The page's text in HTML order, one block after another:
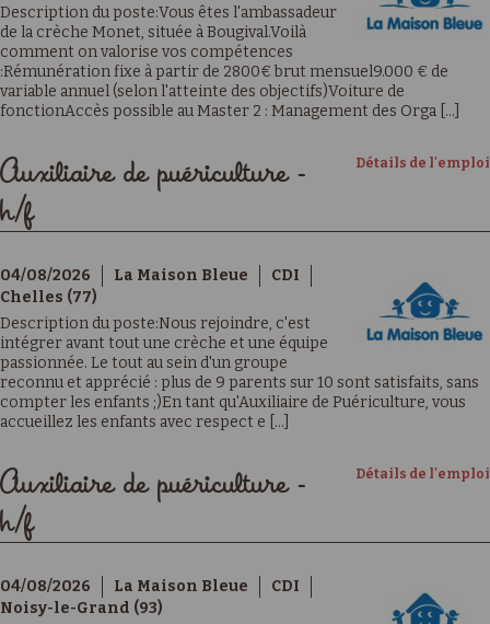
Description du poste:Vous êtes l'ambassadeur
de la crèche Monet, située à Bougival.Voilà
comment on valorise vos compétences
:Rémunération fixe à partir de 2800€ brut mensuel9.000 € de
variable annuel (selon l'atteinte des objectifs)Voiture de
fonctionAccès possible au Master 2 : Management des Orga [...]
Détails de l'emploi
Auxiliaire de puériculture -
h/f
04/08/2026 La Maison Bleue
CDI
Chelles (77)
Description du poste:Nous rejoindre, c'est
intégrer avant tout une crèche et une équipe
passionnée. Le tout au sein d'un groupe
reconnu et apprécié : plus de 9 parents sur 10 sont satisfaits, sans
compter les enfants ;)En tant qu'Auxiliaire de Puériculture, vous
accueillez les enfants avec respect e [...]
Détails de l'emploi
Auxiliaire de puériculture -
h/f
04/08/2026 La Maison Bleue
CDI
Noisy-le-Grand (93)